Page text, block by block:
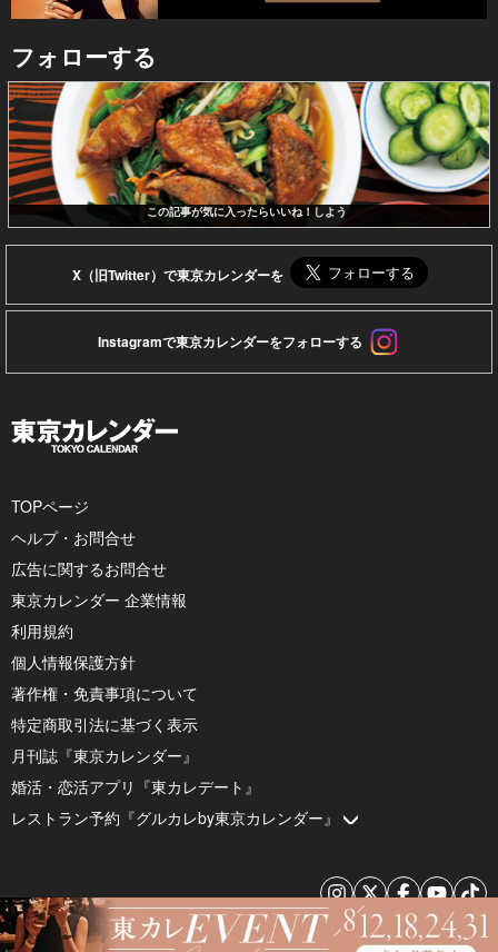
フォローする
この記事が気に入ったらいいね！しよう
X（旧Twitter）で東京カレンダーを
Instagramで東京カレンダーをフォローする
TOPページ
ヘルプ・お問合せ
広告に関するお問合せ
東京カレンダー 企業情報
利用規約
個人情報保護方針
著作権・免責事項について
特定商取引法に基づく表示
月刊誌『東京カレンダー』
婚活・恋活アプリ『東カレデート』
レストラン予約『グルカレby東京カレンダー』
© 2026 by Tokyo Calendar, Inc.